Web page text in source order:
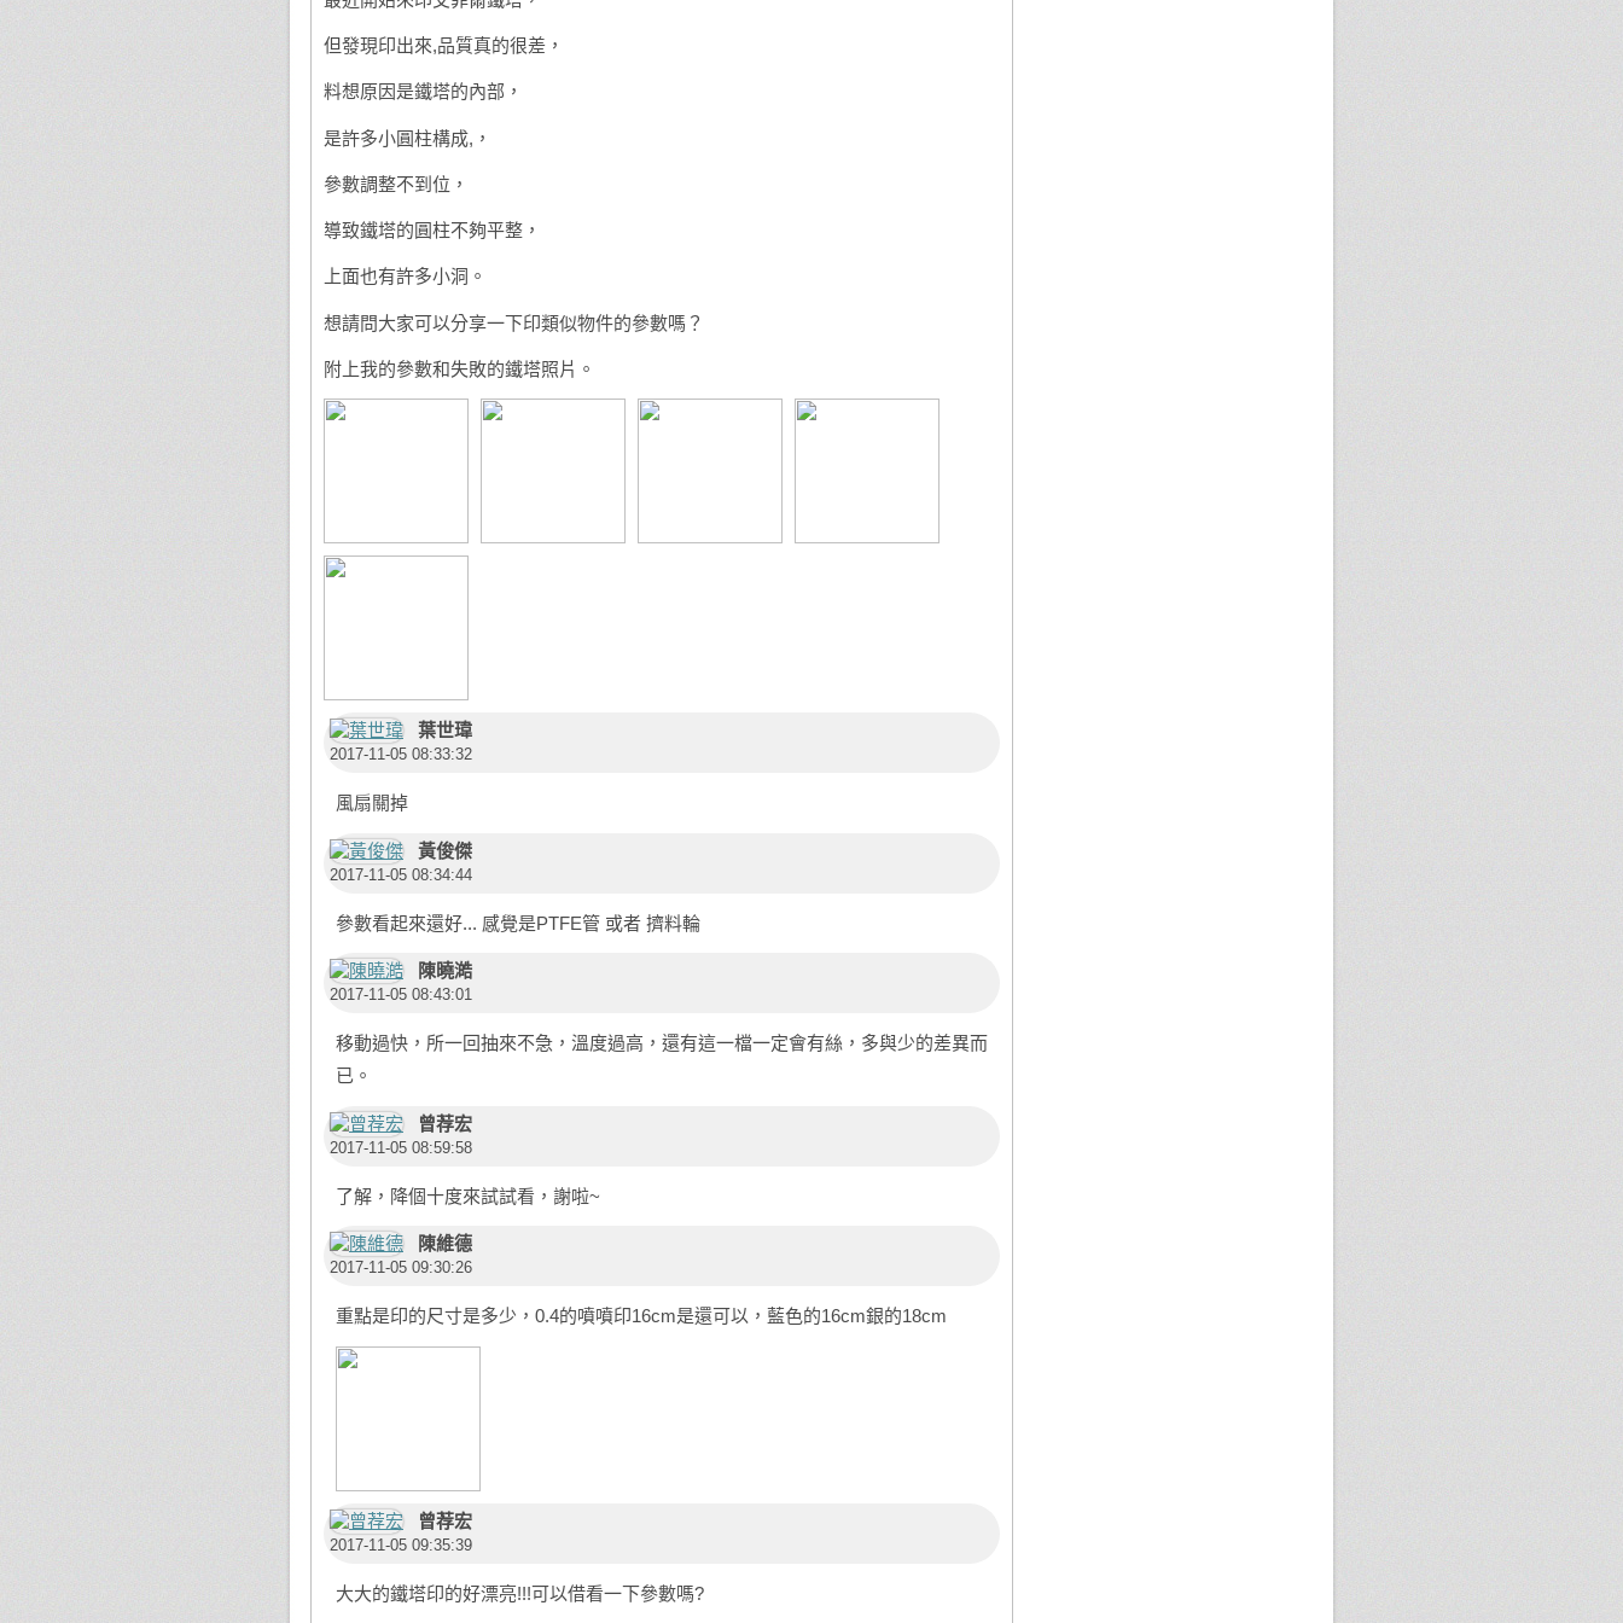
但發現印出來,品質真的很差，
料想原因是鐵塔的內部，
是許多小圓柱構成,，
參數調整不到位，
導致鐵塔的圓柱不夠平整，
上面也有許多小洞。
想請問大家可以分享一下印類似物件的參數嗎？
附上我的參數和失敗的鐵塔照片。
葉世瑋
2017-11-05 08:33:32
風扇關掉
黃俊傑
2017-11-05 08:34:44
參數看起來還好... 感覺是PTFE管 或者 擠料輪
陳曉澔
2017-11-05 08:43:01
移動過快，所一回抽來不急，溫度過高，還有這一檔一定會有絲，多與少的差異而
已。
曾荐宏
2017-11-05 08:59:58
了解，降個十度來試試看，謝啦~
陳維德
2017-11-05 09:30:26
重點是印的尺寸是多少，0.4的噴噴印16cm是還可以，藍色的16cm銀的18cm
曾荐宏
2017-11-05 09:35:39
大大的鐵塔印的好漂亮!!!可以借看一下參數嗎?